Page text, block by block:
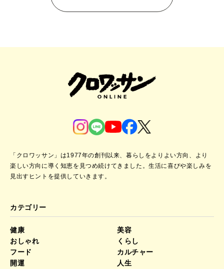
「クロワッサン」は1977年の創刊以来、暮らしをよりよい方向、より
楽しい方向に導く知恵を見つめ続けてきました。生活に喜びや楽しみを
見出すヒントを提供していきます。
カテゴリー
健康
美容
おしゃれ
くらし
フード
カルチャー
開運
人生